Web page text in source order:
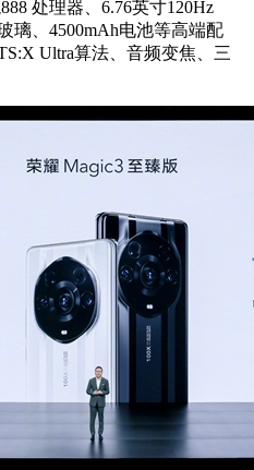
处理器、6.76英寸120Hz
璃、4500mAh电池等高端配
Ultra算法、音频变焦、三